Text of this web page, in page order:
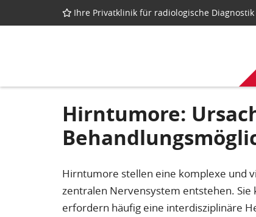
Ihre Privatklinik für radiologische
Hirntumore:
Hirntumore stellen eine komplexe und
zentralen Nervensystem entstehen. Sie
erfordern häufig eine interdisziplinäre